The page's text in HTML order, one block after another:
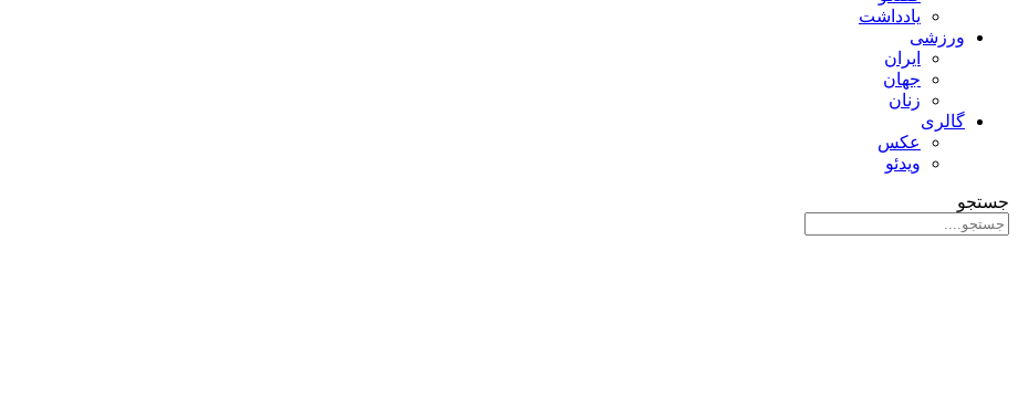
یادداشت
ورزشی
ایران
جهان
زنان
گالری
عکس
ویدئو
جستجو